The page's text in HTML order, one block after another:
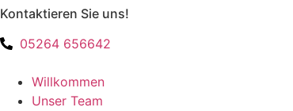
Zum
Inhalt
springen
Kontaktieren Sie uns!
05264 656642
Willkommen
Unser Team